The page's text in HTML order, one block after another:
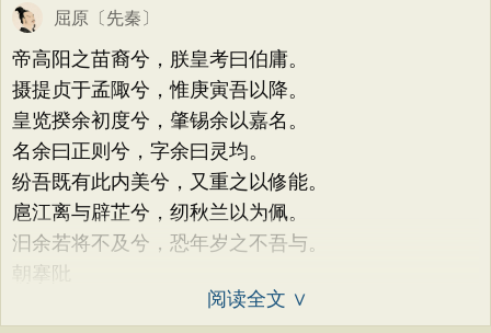
屈原 〔先秦〕
帝高阳之苗裔兮，朕皇考曰伯庸。
摄提贞于孟陬兮，惟庚寅吾以降。
皇览揆余初度兮，肇锡余以嘉名。
名余曰正则兮，字余曰灵均。
纷吾既有此内美兮，又重之以修能。
扈江离与辟芷兮，纫秋兰以为佩。
汩余若将不及兮，恐年岁之不吾与。
朝搴阰
阅读全文 ∨